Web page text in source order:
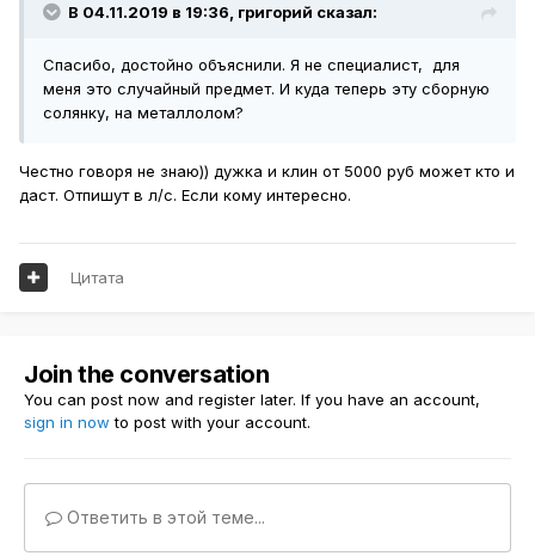
В 04.11.2019 в 19:36, григорий сказал:
Спасибо, достойно объяснили. Я не специалист, для
меня это случайный предмет. И куда теперь эту сборную
солянку, на металлолом?
Честно говоря не знаю)) дужка и клин от 5000 руб может кто и
даст. Отпишут в л/с. Если кому интересно.
Цитата
Join the conversation
You can post now and register later. If you have an account,
sign in now to post with your account.
Ответить в этой теме...